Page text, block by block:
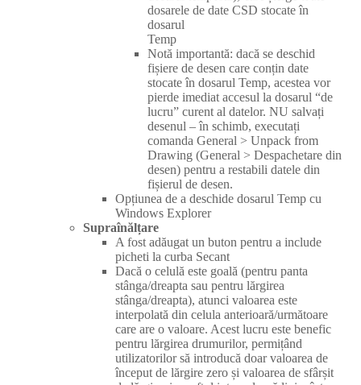
dosarele de date CSD stocate în
dosarul
Temp
Notă importantă: dacă se deschid
fișiere de desen care conțin date
stocate în dosarul Temp, acestea vor
pierde imediat accesul la dosarul “de
lucru” curent al datelor. NU salvați
desenul – în schimb, executați
comanda General > Unpack from
Drawing (General > Despachetare din
desen) pentru a restabili datele din
fișierul de desen.
Opțiunea de a deschide dosarul Temp cu
Windows Explorer
Supraînălțare
A fost adăugat un buton pentru a include
picheti la curba Secant
Dacă o celulă este goală (pentru panta
stânga/dreapta sau pentru lărgirea
stânga/dreapta), atunci valoarea este
interpolată din celula anterioară/următoare
care are o valoare. Acest lucru este benefic
pentru lărgirea drumurilor, permițând
utilizatorilor să introducă doar valoarea de
început de lărgire zero și valoarea de sfârșit